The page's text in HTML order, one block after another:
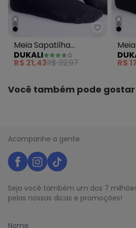
Dukali -
Meia Sapatilha
Feminina Preto
DUKALI
R$ 21,43R$ 32,97 R$
Você também pode gostar
Acompanhe a gente
Seja você também um dos 7
pelas nossas dicas e promoções!
Nome